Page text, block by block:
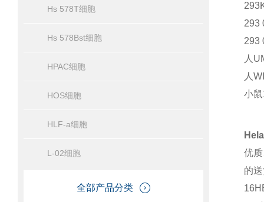
Hs 578T细胞
Hs 578Bst细胞
HPAC细胞
HOS细胞
HLF-a细胞
L-02细胞
全部产品分类
293
293
人
人
小
优
的